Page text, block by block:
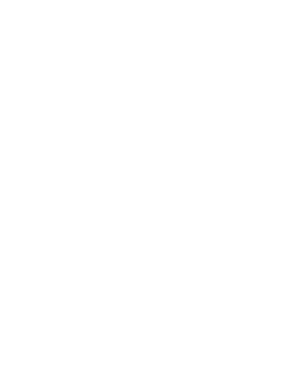
招商中... 先到先得 ！